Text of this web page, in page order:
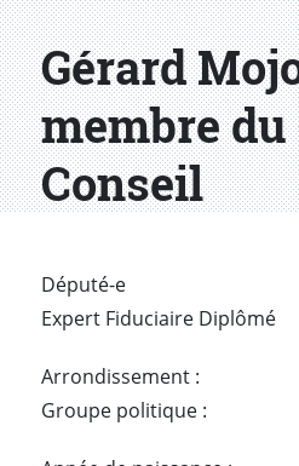
Gérard
membre du
Conseil
Député-e
Expert Fiduciaire Diplômé
Arrondissement :
Groupe politique :